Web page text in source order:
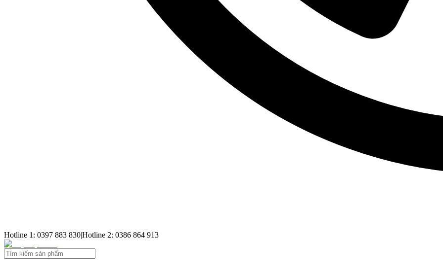
Hotline 1: 0397 883 830|Hotline 2: 0386 864 913